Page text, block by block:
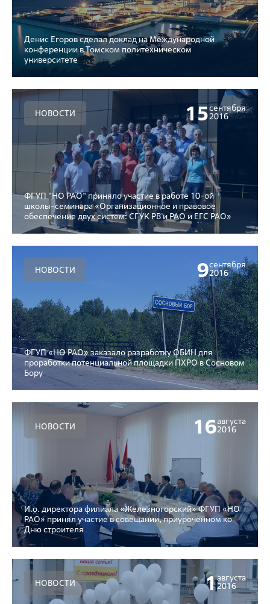
Денис Егоров сделал доклад на Международной
конференции в Томском политехническом
университете
НОВОСТИ 15сентября
2016
ФГУП "НО РАО" приняло участие в работе 10-ой
школы-семинара «Организационное и правовое
обеспечение двух систем: СГУК РВ и РАО и ЕГС РАО»
НОВОСТИ 9сентября
2016
ФГУП «НО РАО» заказало разработку ОБИН для
проработки потенциальной площадки ПХРО в Сосновом
Бору
НОВОСТИ 16августа
2016
И.о. директора филиала «Железногорский» ФГУП «НО
РАО» принял участие в совещании, приуроченном ко
Дню строителя
НОВОСТИ 1августа
2016